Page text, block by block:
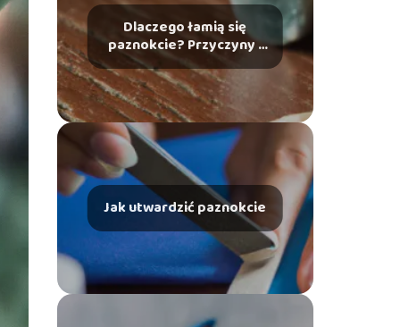
Dlaczego łamią się
paznokcie? Przyczyny i
zapobieganie
Jak utwardzić paznokcie